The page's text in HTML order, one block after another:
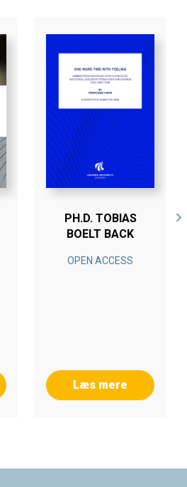
PH.D. TOBIAS
BOELT BACK
OPEN ACCESS
Læs mere